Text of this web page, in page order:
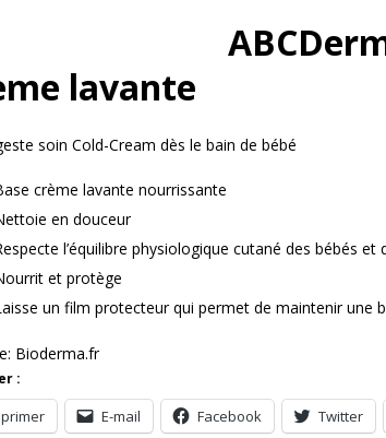
lavante
soin Cold-Cream dès le bain de bébé
crème lavante nourrissante
en douceur
l’équilibre physiologique cutané des bébés et
et protège
un film protecteur qui permet de maintenir une
Bioderma.fr
:
E-mail Facebook Twitter